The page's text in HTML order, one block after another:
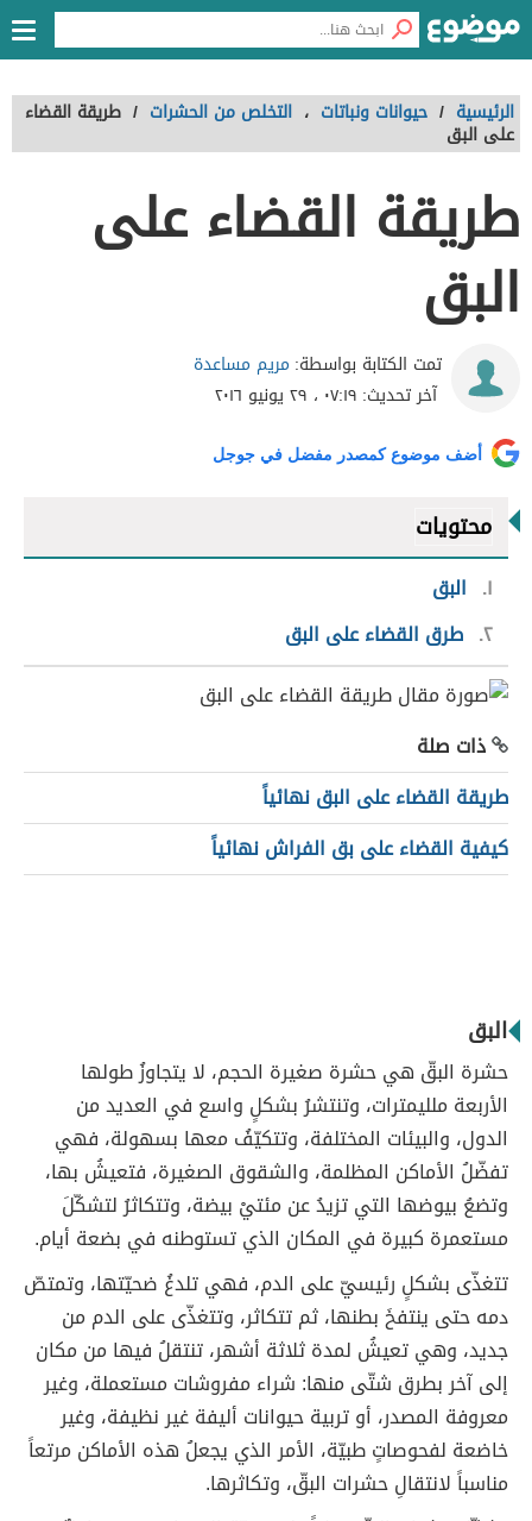
الرئيسية / حيوانات ونباتات ، التخلص من الحشرات / طريقة القضاء
على البق
طريقة القضاء على
البق
تمت الكتابة بواسطة: مريم مساعدة
آخر تحديث: ٠٧:١٩ ، ٢٩ يونيو ٢٠١٦
أضف موضوع كمصدر مفضل في جوجل
محتويات
١
البق
٢ طرق القضاء على البق
ذات صلة
طريقة القضاء على البق نهائياً
كيفية القضاء على بق الفراش نهائياً
البق
حشرة البقّ هي حشرة صغيرة الحجم، لا يتجاوزُ طولها
الأربعة ملليمترات، وتنتشرُ بشكلٍ واسع في العديد من
الدول، والبيئات المختلفة، وتتكيّفُ معها بسهولة، فهي
تفضّلُ الأماكن المظلمة، والشقوق الصغيرة، فتعيشُ بها،
وتضعُ بيوضها التي تزيدُ عن مئتيْ بيضة، وتتكاثرُ لتشكّلَ
مستعمرة كبيرة في المكان الذي تستوطنه في بضعة أيام.
تتغذّى بشكلٍ رئيسيّ على الدم، فهي تلدغُ ضحيّتها، وتمتصّ
دمه حتى ينتفخَ بطنها، ثم تتكاثر، وتتغذّى على الدم من
جديد، وهي تعيشُ لمدة ثلاثة أشهر، تنتقلُ فيها من مكان
إلى آخر بطرق شتّى منها: شراء مفروشات مستعملة، وغير
معروفة المصدر، أو تربية حيوانات أليفة غير نظيفة، وغير
خاضعة لفحوصاتٍ طبيّة، الأمر الذي يجعلُ هذه الأماكن مرتعاً
مناسباً لانتقالِ حشرات البقّ، وتكاثرها.